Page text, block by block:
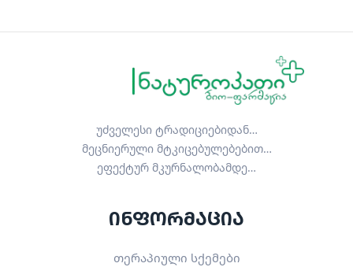
უძველესი ტრადიციებიდან…
მეცნიერული მტკიცებულებებით…
ეფექტურ მკურნალობამდე…
ინფორმაცია
თერაპიული სქემები